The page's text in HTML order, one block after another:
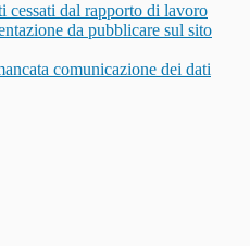
cessati dal rapporto di lavoro
da pubblicare sul sito
comunicazione dei dati